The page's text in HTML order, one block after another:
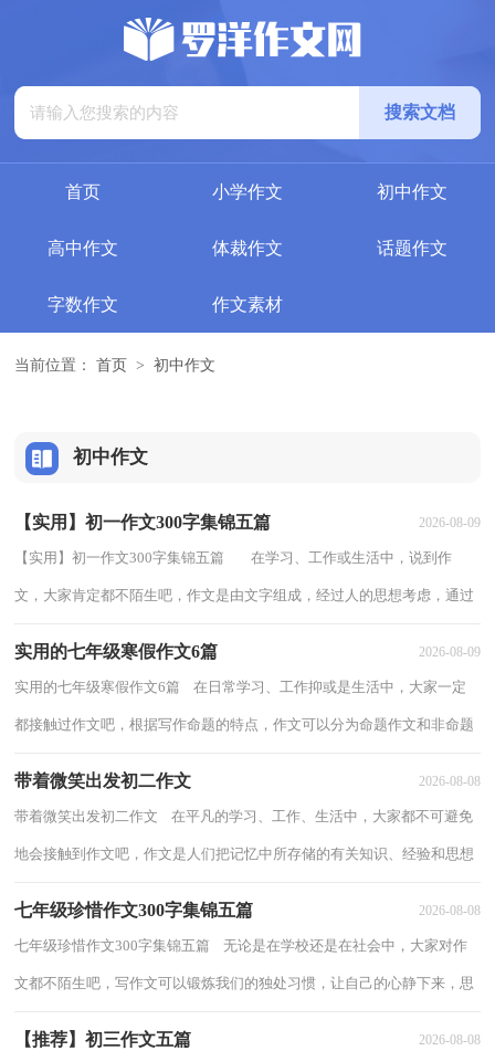
首页 小学作文 初中作文
高中作文 体裁作文 话题作文
字数作文 作文素材
当前位置： 首页 > 初中作文
初中作文
【实用】初一作文300字集锦五篇 2026-08-09
【实用】初一作文300字集锦五篇 在学习、工作或生活中，说到作
文，大家肯定都不陌生吧，作文是由文字组成，经过人的思想考虑，通过
实用的七年级寒假作文6篇 2026-08-09
实用的七年级寒假作文6篇 在日常学习、工作抑或是生活中，大家一定
都接触过作文吧，根据写作命题的特点，作文可以分为命题作文和非命题
带着微笑出发初二作文 2026-08-08
带着微笑出发初二作文 在平凡的学习、工作、生活中，大家都不可避免
地会接触到作文吧，作文是人们把记忆中所存储的有关知识、经验和思想
七年级珍惜作文300字集锦五篇 2026-08-08
七年级珍惜作文300字集锦五篇 无论是在学校还是在社会中，大家对作
文都不陌生吧，写作文可以锻炼我们的独处习惯，让自己的心静下来，思
【推荐】初三作文五篇 2026-08-08